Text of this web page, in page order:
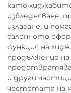
като
избледняване,
излагане, и
салонното
функция на
продължение
и други
честотата на